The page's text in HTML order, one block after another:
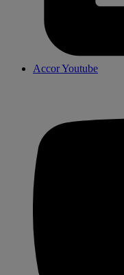
Accor Youtube